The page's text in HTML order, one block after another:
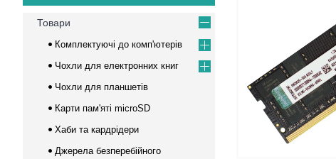
Товари
Комплектуючі до комп'ютерів
Чохли для електронних книг
Чохли для планшетів
Карти пам'яті microSD
Хаби та кардрідери
Джерела безперебійного